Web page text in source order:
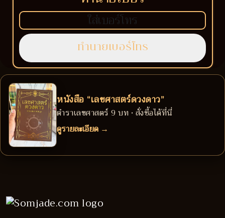
หนังสือ “เลขศาสตร์ดวงดาว”
ตำราเลขศาสตร์ 9 บท • สั่งซื้อได้ที่นี่
ดูรายละเอียด →